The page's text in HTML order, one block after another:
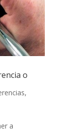
o
,
a